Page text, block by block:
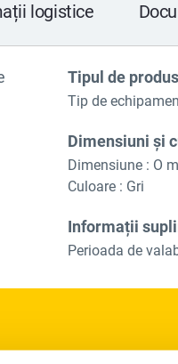
logistice
Tipul de produs
Tip de
Dimensiuni și
Dimensiune : O
Culoare : Gri
Informații
Perioada de